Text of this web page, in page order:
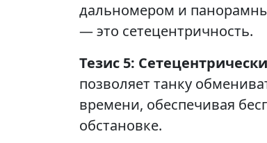
дальномером и
— это сетецентричность.
Тезис 5:
позволяет танку
времени, обеспечивая
обстановке.